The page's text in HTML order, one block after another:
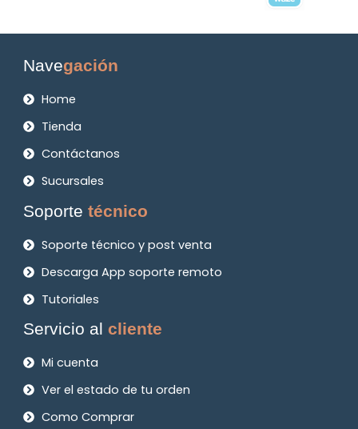
Navegación
Home
Tienda
Contáctanos
Sucursales
Soportetécnico
Soporte técnico y post venta
Descarga App soporte remoto
Tutoriales
Servicio alcliente
Mi cuenta
Ver el estado de tu orden
Como Comprar